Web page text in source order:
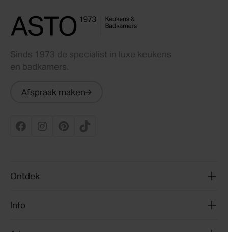
Sinds 1973 de specialist in luxe keukens
en badkamers.
Afspraak maken
Ontdek
Info